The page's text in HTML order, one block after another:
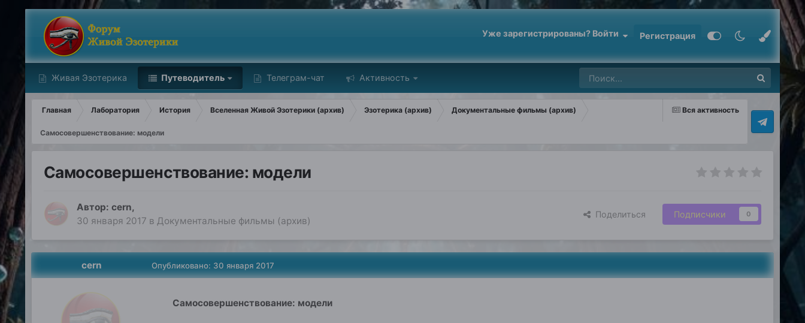
Уже зарегистрированы? Войти Регистрация
Живая Эзотерика Путеводитель Телеграм-чат Активность
Вся активность
Главная Лаборатория История Вселенная Живой Эзотерики (архив) Эзотерика (архив) Документальные фильмы (архив)
Самосовершенствование: модели
Самосовершенствование: модели
Автор: cern,
30 января 2017 в Документальные фильмы (архив)
Поделиться Подписчики 0
cern Опубликовано: 30 января 2017
Самосовершенствование: модели